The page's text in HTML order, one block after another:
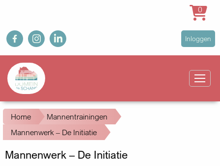
Overslaan
en
naar
inhoud
gaan
fb ig in
User
account
Inloggen
Main
navigation
0
Kruimelpad
Home
Mannentrainingen
Mannenwerk – De Initiatie
Mannenwerk – De Initiatie